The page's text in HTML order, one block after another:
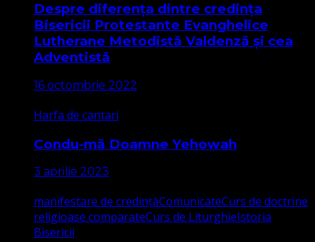
Despre diferența dintre credința
Bisericii Protestante Evanghelice
Lutherane Metodistă Valdenză și cea
Adventistă
16 octombrie 2022
Harfa de cantari
Condu-mă Doamne Yehowah
3 aprilie 2023
manifestare de credințăComunicateCurs de doctrine
religioase comparateCurs de LiturghieIstoria
Bisericii